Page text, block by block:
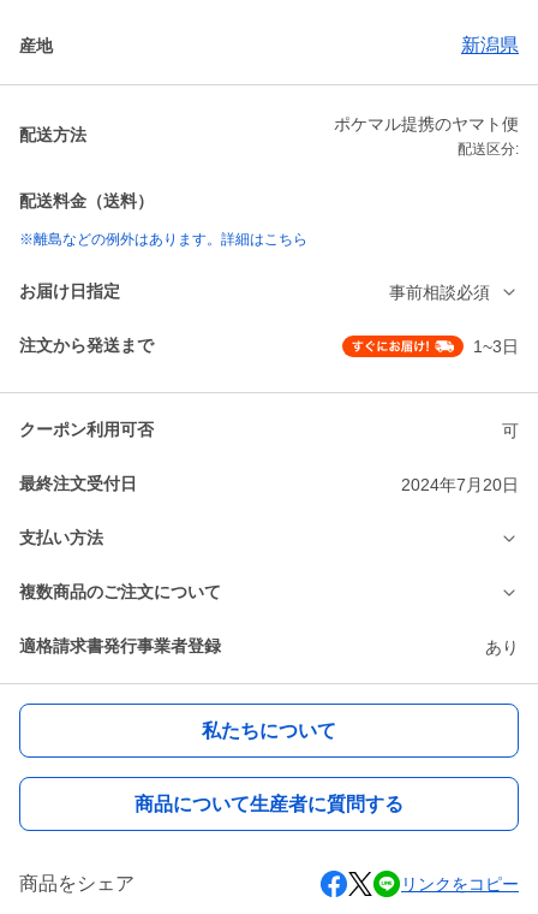
産地 新潟県
配送方法
ポケマル提携のヤマト便
配送区分:
配送料金（送料）
※離島などの例外はあります。詳細はこちら
お届け日指定 事前相談必須
注文から発送まで 1~3日
クーポン利用可否 可
最終注文受付日 2024年7月20日
支払い方法
複数商品のご注文について
適格請求書発行事業者登録 あり
私たちについて
商品について生産者に質問する
商品をシェア リンクをコピー